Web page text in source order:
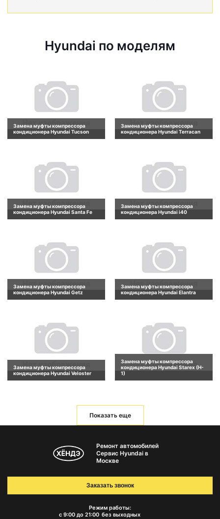
Hyundai по моделям
Замена муфты компрессора
кондиционера Hyundai Tucson
Замена муфты компрессора
кондиционера Hyundai Terracan
Замена муфты компрессора
кондиционера Hyundai Santa Fe
Замена муфты компрессора
кондиционера Hyundai i40
Замена муфты компрессора
кондиционера Hyundai Getz
Замена муфты компрессора
кондиционера Hyundai Elantra
Замена муфты компрессора
кондиционера Hyundai Veloster
Замена муфты компрессора
кондиционера Hyundai Starex (H-
1)
Показать еще
Ремонт автомобилей
Сервис Hyundai в
Москве
Режим работы:
с 9:00 до 21:00 без выходных
Заказать звонок